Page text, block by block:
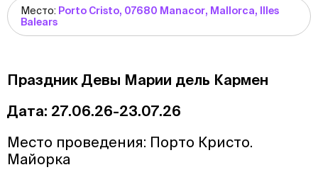
Место: Porto Cristo, 07680 Manacor, Mallorca, Illes
Balears
Праздник Девы Марии дель Кармен
Дата: 27.06.26-23.07.26
Место проведения: Порто Кристо.
Майорка